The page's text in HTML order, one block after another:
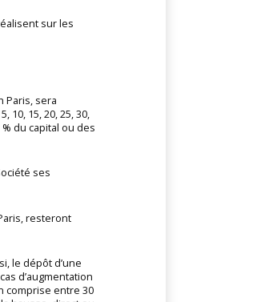
sur les
Paris, sera
10, 15, 20, 25, 30,
du capital ou des
ses
resteront
le dépôt d’une
d’augmentation
comprise entre 30